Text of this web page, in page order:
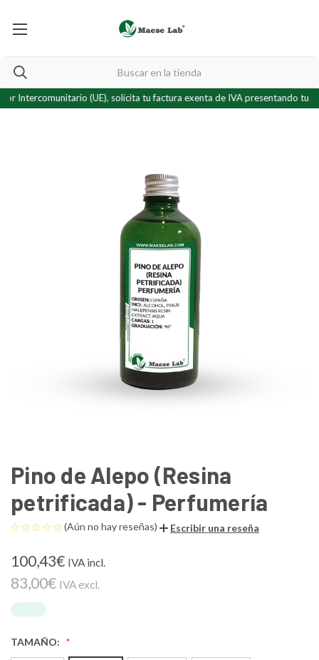
(UE), solicita tu factura exenta de IVA presentando tu
Pino de Alepo (Resina
petrificada) - Perfumería
(Aún no hay reseñas) Escribir una reseña
100,43€ IVA incl.
83,00€ IVA excl.
TAMAÑO: